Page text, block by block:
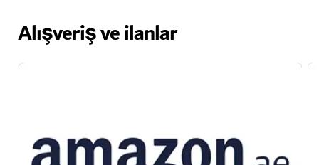
Alışveriş ve ilanlar